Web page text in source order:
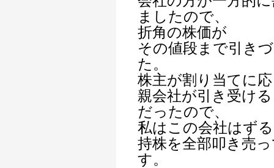
ましたので、
折角の株価が
その値段まで引き
た。
株主が割り当てに
親会社が引き受け
だったので、
私はこの会社はず
持株を全部叩き売
す。